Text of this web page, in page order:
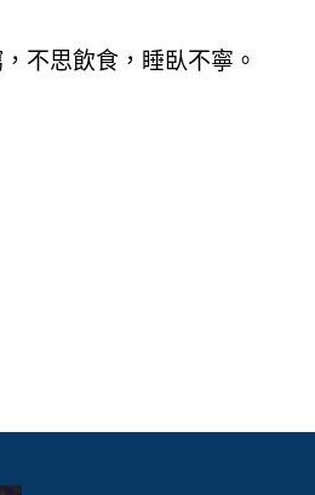
不思飲食，睡臥不寧。